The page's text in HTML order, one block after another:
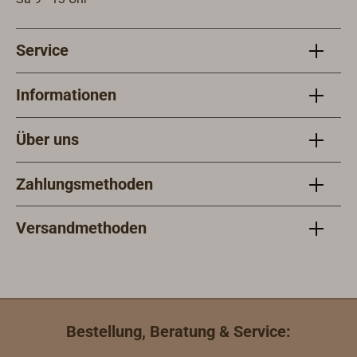
Service
Informationen
Über uns
Zahlungsmethoden
Versandmethoden
Bestellung, Beratung & Service: